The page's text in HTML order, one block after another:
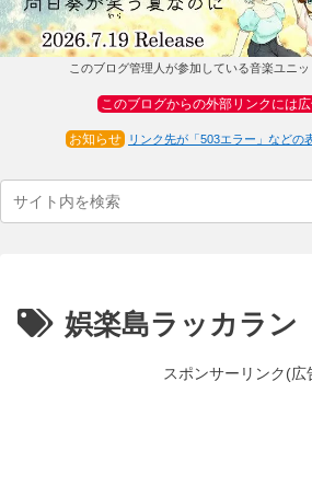
このブログ管理人が参加している音楽ユニ
このブログからの外部リンクには
お知らせ リンク先が「503エラー」などの
娯楽島ラッカラン
スポンサーリンク(広